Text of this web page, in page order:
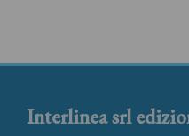
Interlinea srl